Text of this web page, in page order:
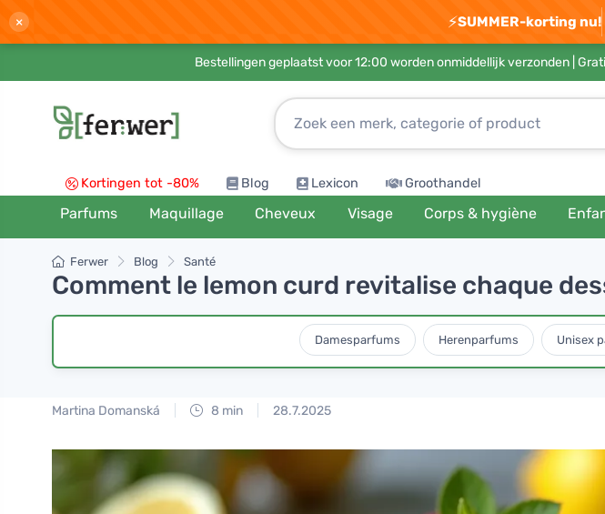
× ⚡SUMMER-korting nu!
Bestellingen geplaatst voor 12:00 worden onmiddellijk verzonden |
Kortingen tot -80% Blog Lexicon Groothandel
Parfums Maquillage Cheveux Visage Corps & hygiène
Ferwer Blog Santé
Comment le lemon curd revitalise chaque
Damesparfums Herenparfums Unisex
Martina Domanská 8 min 28.7.2025